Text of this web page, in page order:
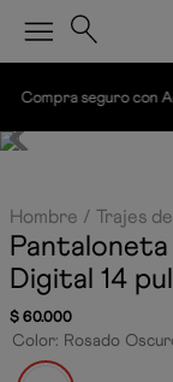
Envío
Hombre Trajes
Digital 14
$60.000
Color: Rosado